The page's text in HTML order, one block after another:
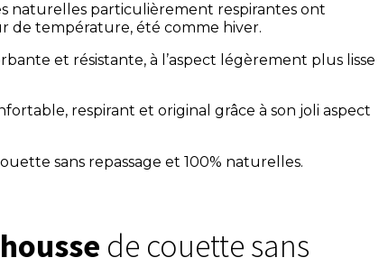
naturelles particulièrement respirantes ont
de température, été comme hiver.
et résistante, à l’aspect légèrement plus lisse
respirant et original grâce à son joli aspect
sans repassage et 100% naturelles.
de couette sans